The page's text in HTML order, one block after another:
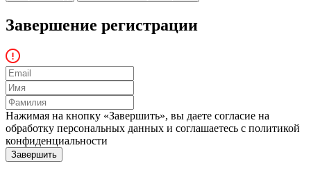
Завершение регистрации
Нажимая на кнопку «Завершить», вы даете согласие на
обработку персональных данных и соглашаетесь c политикой
конфиденциальности